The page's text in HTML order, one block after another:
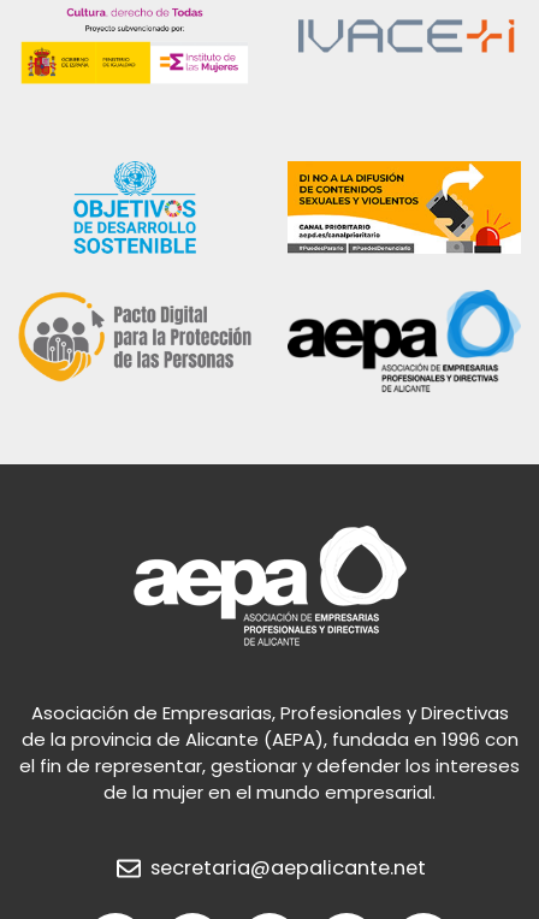
Asociación de Empresarias, Profesionales y Directivas
de la provincia de Alicante (AEPA), fundada en 1996 con
el fin de representar, gestionar y defender los intereses
de la mujer en el mundo empresarial.
secretaria@aepalicante.net